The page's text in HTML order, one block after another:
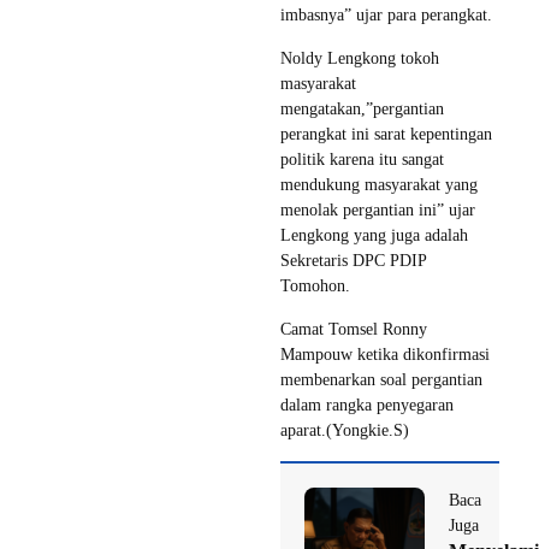
imbasnya” ujar para perangkat.
Noldy Lengkong tokoh
masyarakat
mengatakan,”pergantian
perangkat ini sarat kepentingan
politik karena itu sangat
mendukung masyarakat yang
menolak pergantian ini” ujar
Lengkong yang juga adalah
Sekretaris DPC PDIP
Tomohon.
Camat Tomsel Ronny
Mampouw ketika dikonfirmasi
membenarkan soal pergantian
dalam rangka penyegaran
aparat.(Yongkie.S)
Baca
Juga